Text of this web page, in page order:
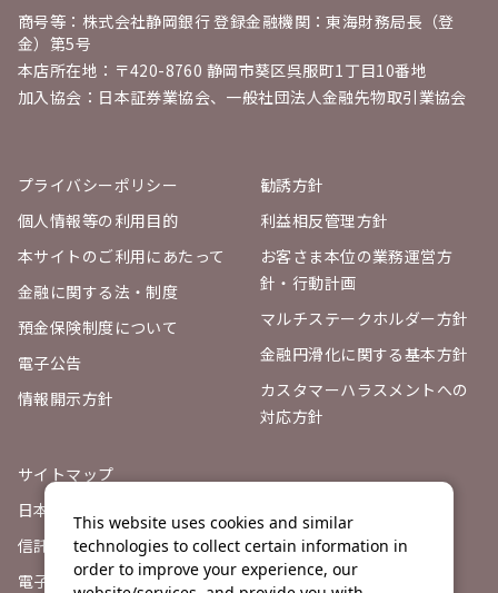
商号等：株式会社静岡銀行 登録金融機関：東海財務局長（登
金）第5号
本店所在地：〒420-8760 静岡市葵区呉服町1丁目10番地
加入協会：日本証券業協会、一般社団法人金融先物取引業協会
プライバシーポリシー
個人情報等の利用目的
本サイトのご利用にあたって
金融に関する法・制度
預金保険制度について
電子公告
情報開示方針
勧誘方針
利益相反管理方針
お客さま本位の業務運営方
針・行動計画
マルチステークホルダー方針
金融円滑化に関する基本方針
カスタマーハラスメントへの
対応方針
サイトマップ
日本証券業協会
信託契約代理店登録票
電子決済等代行業者との連携
This website uses cookies and similar
technologies to collect certain information in
order to improve your experience, our